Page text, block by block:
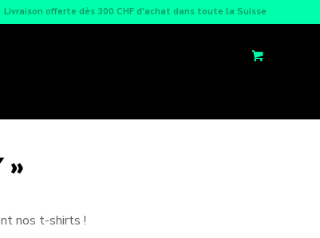
Livraison offerte dès 300 CHF d'achat dans toute la Suisse
»
nos t-shirts !